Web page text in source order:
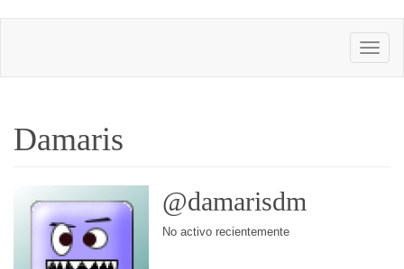
Damaris
@damarisdm
No activo recientemente